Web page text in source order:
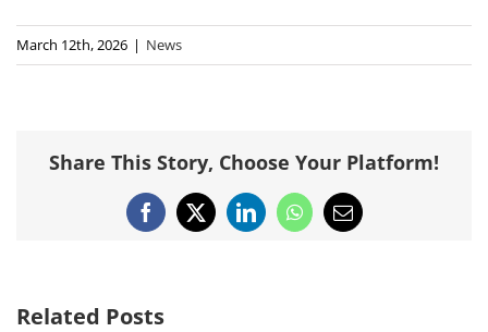
March 12th, 2026 | News
Share This Story, Choose Your Platform!
Facebook
X LinkedInWhatsApp
Email
Related Posts